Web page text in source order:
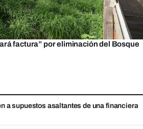
factura” por eliminación del Bosque
a supuestos asaltantes de una financiera